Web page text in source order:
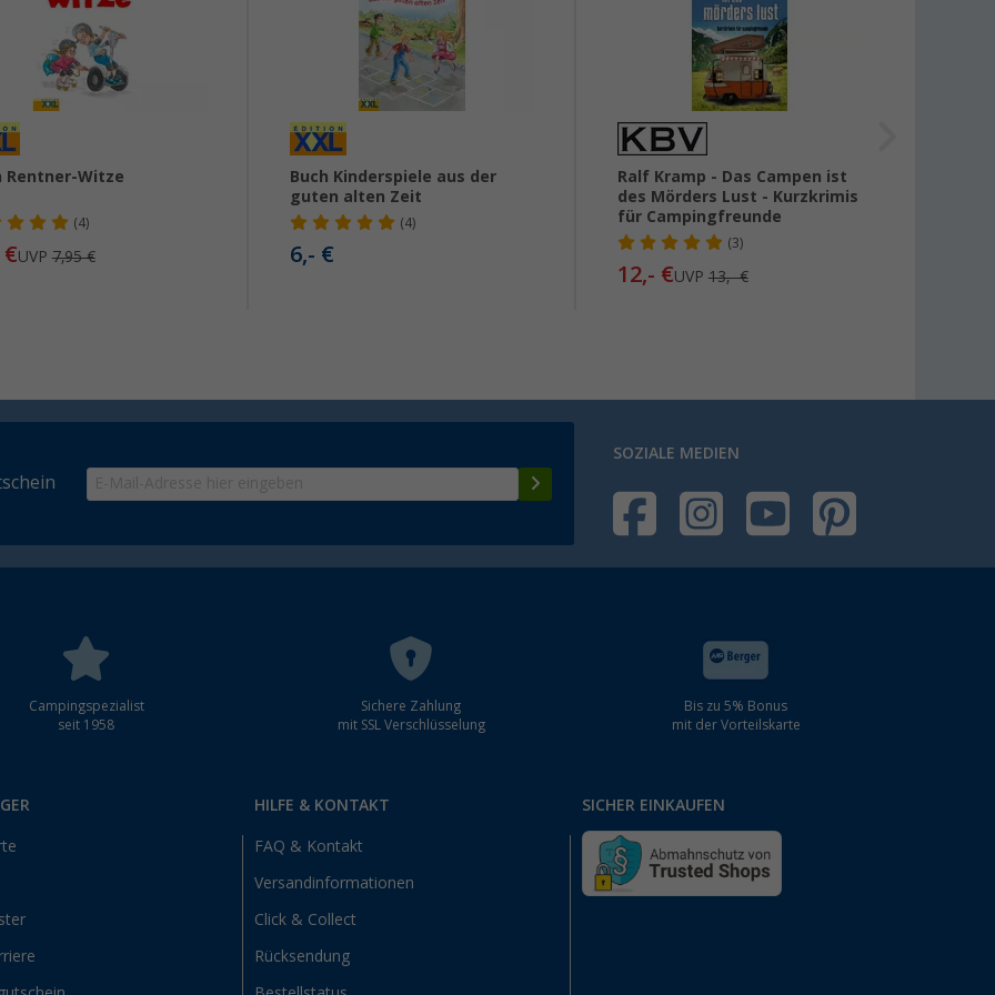
Rentner-Witze
(4)
UVP 7,95 €
Buch Kinderspiele aus der
guten alten Zeit
(4)
6,- €
Ralf Kramp - Das Campen ist
des Mörders Lust - Kurzkrimis
für Campingfreunde
(3)
12,- €UVP 13,- €
SOZIALE MEDIEN
Campingspezialist
seit 1958
Sichere Zahlung
mit SSL Verschlüsselung
Bis zu 5% Bonus
mit der Vorteilskarte
HILFE & KONTAKT
FAQ & Kontakt
Versandinformationen
Click & Collect
Rücksendung
SICHER EINKAUFEN